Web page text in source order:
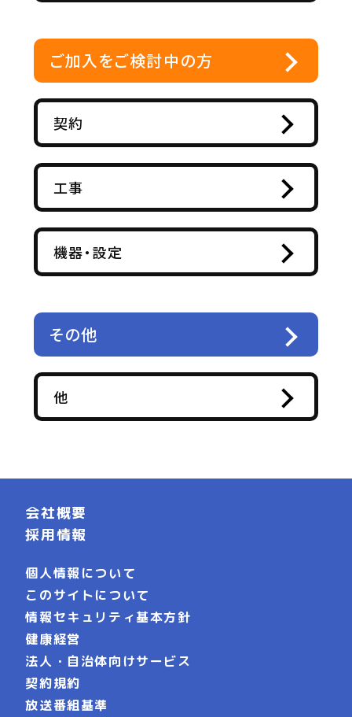
ご加入をご検討中の方
契約
工事
機器・設定
その他
他
会社概要
採用情報
個人情報について
このサイトについて
情報セキュリティ基本方針
健康経営
法人・自治体向けサービス
契約規約
放送番組基準